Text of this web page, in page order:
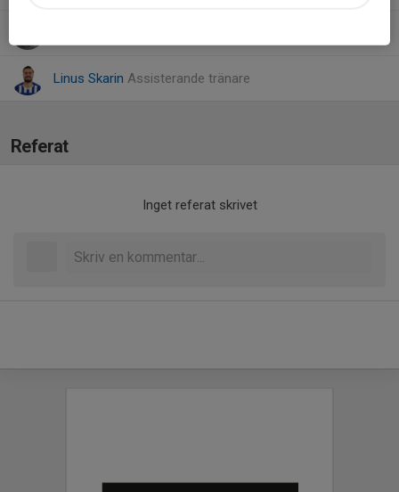
Linus Skarin Assisterande tränare
Referat
Inget referat skrivet